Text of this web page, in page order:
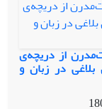
تدریس و مدرسان
پرداخته
بخش مطالعات
انجام شده
دوره‌ی
چند معیار
از دریچه‌ی
در زبان و